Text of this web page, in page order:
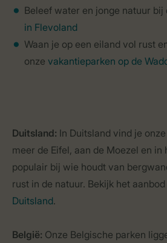
Beleef water en jonge natuur bij
in Flevoland
Waan je op een eiland vol rust
onze vakantieparken op de
Duitsland: In Duitsland vind je
meer de Eifel, aan de Moezel en in
populair bij wie houdt van
rust in de natuur. Bekijk het aanbod
Duitsland.
België: Onze Belgische parken